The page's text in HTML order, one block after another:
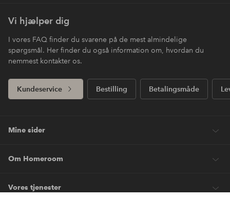
Vi hjælper dig
I vores FAQ finder du svarene på de mest almindelige
spørgsmål. Her finder du også information om, hvordan du
nemmest kontakter os.
Kundeservice Bestilling Betalingsmåde
Mine sider
Om Homeroom
Vores tjenester